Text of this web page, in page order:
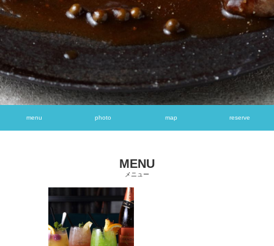
menu photo map reserve
MENU
メニュー